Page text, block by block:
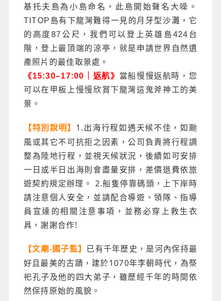
基托夫島為小島命名，此島開始聲名大噪。
TITOP島有下龍灣難得一見的月牙型沙灘，它
的高度87公尺，我們可以登上英雄島424台
階，登上最頂端的涼亭，就是申請世界自然遺
產照片的最佳取景處。
《15:30–17:00｜返航》 當船慢慢返航時，您
可以在甲板上慢慢欣賞下龍灣這鬼斧神工的美
景。
【特別說明】 1.出海行程如遇天候不佳，如颱
風或其它不可抗拒之因素，公司負責將行程調
整為陸地行程，並視天候狀況，後續如可安排
一日或半日出海則會盡量安排，差價退費依旅
遊契約規定辦理。 2.船隻停靠碼頭，上下岸時
請注意個人安全，並請配合導遊、領隊、指導
員宣達的相關注意事項，並務必穿上救生衣
具，謝謝合作!
【文廟-國子監】 已有千年歷史，是河內保持最
好且最美的古蹟，建於1070年李朝時代，為祭
祀孔子及他的四大弟子，雖歷經千年的時間依
然保持原始的風貌。